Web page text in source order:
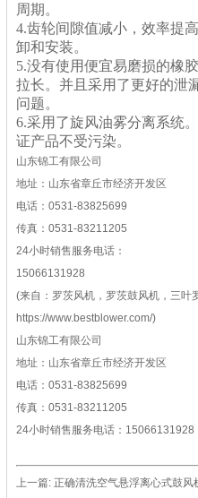
周期。
4.齿轮间隙值减小，效率提
卸和安装。
5.没有使用便宜易磨损的橡
拉长。并且采用了更好的泄
问题。
6.采用了旋风油雾分离系统
证产品不受污染。
山东锦工有限公司
地址：山东省章丘市经济开发区
电话：0531-83825699
传真：0531-83211205
24小时销售服务电话：
15066131928
(来自：罗茨风机，罗茨鼓风机，三叶
https://www.bestblower.com/)
山东锦工有限公司
地址：山东省章丘市经济开发区
电话：0531-83825699
传真：0531-83211205
24小时销售服务电话：15066131928
上一篇: 正确清洗空气悬浮离心式鼓风